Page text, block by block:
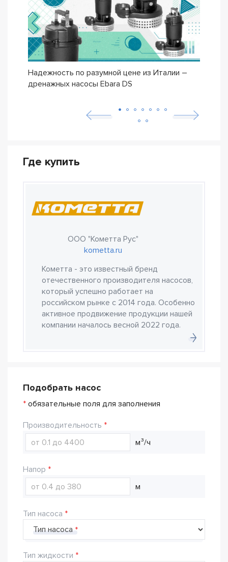
Надежность по разумной цене из Италии –
дренажных насосы Ebara DS
Где купить
ООО "Кометта Рус"
kometta.ru
Кометта - это известный бренд
отечественного производителя насосов,
который успешно работает на
российском рынке с 2014 года. Особенно
активное продвижение продукции нашей
компании началось весной 2022 года.
Подобрать насос
* обязательные поля для заполнения
Производительность
м³/ч
Напор
м
Тип насоса
Тип насоса
Тип жидкости